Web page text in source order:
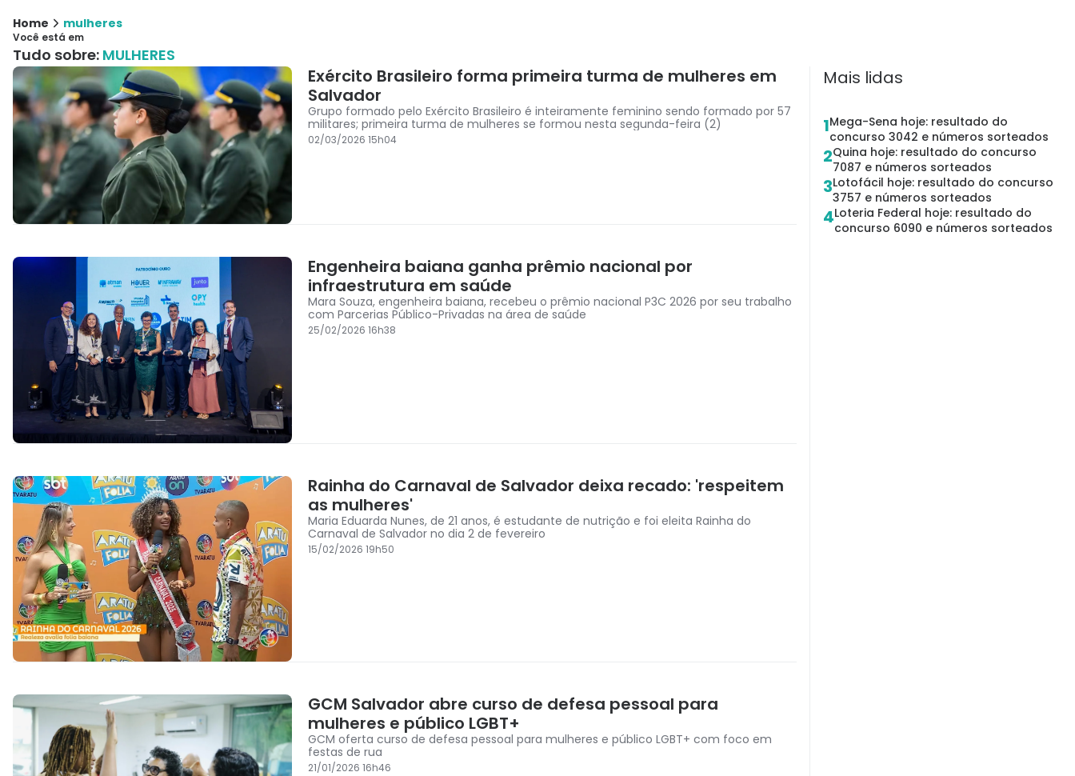
Home mulheres
Você está em
Tudo sobre: MULHERES
Exército Brasileiro forma primeira turma de mulheres em
Salvador
Grupo formado pelo Exército Brasileiro é inteiramente feminino sendo formado por 57
militares; primeira turma de mulheres se formou nesta segunda-feira (2)
02/03/2026 15h04
Engenheira baiana ganha prêmio nacional por
infraestrutura em saúde
Mara Souza, engenheira baiana, recebeu o prêmio nacional P3C 2026 por seu trabalho
com Parcerias Público-Privadas na área de saúde
25/02/2026 16h38
Rainha do Carnaval de Salvador deixa recado: 'respeitem
as mulheres'
Maria Eduarda Nunes, de 21 anos, é estudante de nutrição e foi eleita Rainha do
Carnaval de Salvador no dia 2 de fevereiro
15/02/2026 19h50
GCM Salvador abre curso de defesa pessoal para
mulheres e público LGBT+
GCM oferta curso de defesa pessoal para mulheres e público LGBT+ com foco em
festas de rua
21/01/2026 16h46
Mais lidas
1Mega-Sena hoje: resultado do
concurso 3042 e números sorteados
2Quina hoje: resultado do concurso
7087 e números sorteados
3Lotofácil hoje: resultado do concurso
3757 e números sorteados
4Loteria Federal hoje: resultado do
concurso 6090 e números sorteados